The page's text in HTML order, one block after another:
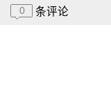
0 条评论